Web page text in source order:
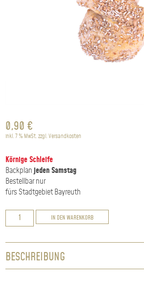
0,90 €
inkl. 7 % MwSt.zzgl.Versandkosten
Körnige Schleife
Backplanjeden Samstag
Bestellbar nur
fürs Stadtgebiet Bayreuth
Schrotschleifen
Menge
IN DEN WARENKORB
BESCHREIBUNG